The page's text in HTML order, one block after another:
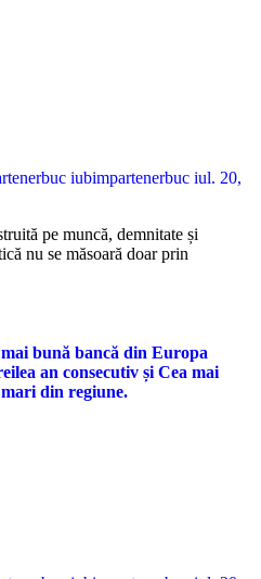
iubimpartenerbuc iul. 20,
nu se măsoară doar prin
bună bancă din Europa
an consecutiv și Cea mai
din regiune.